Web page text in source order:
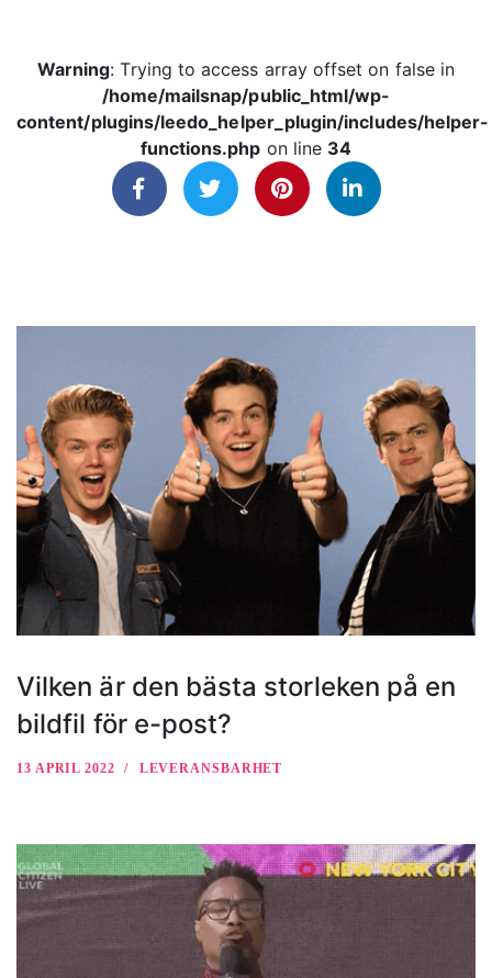
Warning: Trying to access array offset on false in
/home/mailsnap/public_html/wp-
content/plugins/leedo_helper_plugin/includes/helper-
functions.php on line 34
Vilken är den bästa storleken på en
bildfil för e-post?
13 APRIL 2022 LEVERANSBARHET